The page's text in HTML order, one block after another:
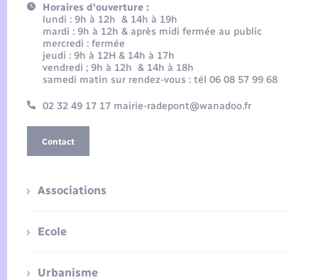
Horaires d'ouverture :
lundi : 9h à 12h & 14h à 19h
mardi : 9h à 12h & après midi fermée au public
mercredi : fermée
jeudi : 9h à 12H & 14h à 17h
vendredi ; 9h à 12h & 14h à 18h
samedi matin sur rendez-vous : tél 06 08 57 99 68
02 32 49 17 17 mairie-radepont@wanadoo.fr
Contact
Associations
Ecole
Urbanisme